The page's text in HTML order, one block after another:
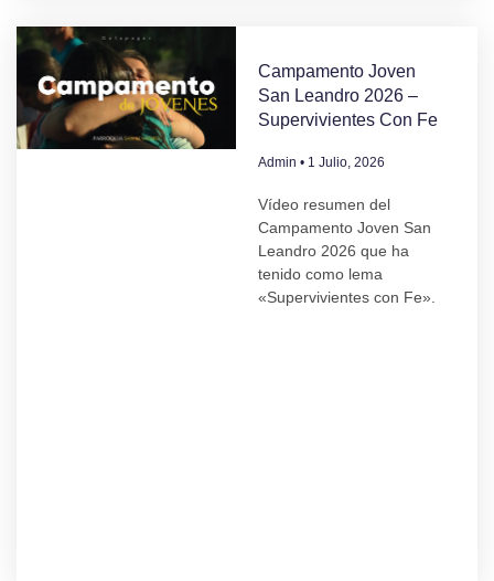
Campamento Joven
San Leandro 2026 –
Supervivientes Con Fe
Admin 1 Julio, 2026
Vídeo resumen del
Campamento Joven San
Leandro 2026 que ha
tenido como lema
«Supervivientes con Fe».